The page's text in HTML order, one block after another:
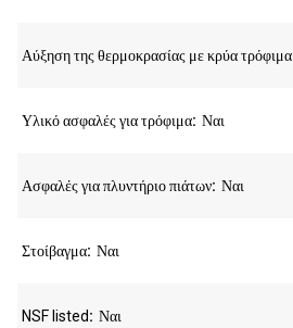
Αύξηση της θερμοκρασίας με κρύα τρόφιμα
Υλικό ασφαλές για τρόφιμα Ναι
Ασφαλές για πλυντήριο πιάτων Ναι
Στοίβαγμα Ναι
NSF listed Ναι